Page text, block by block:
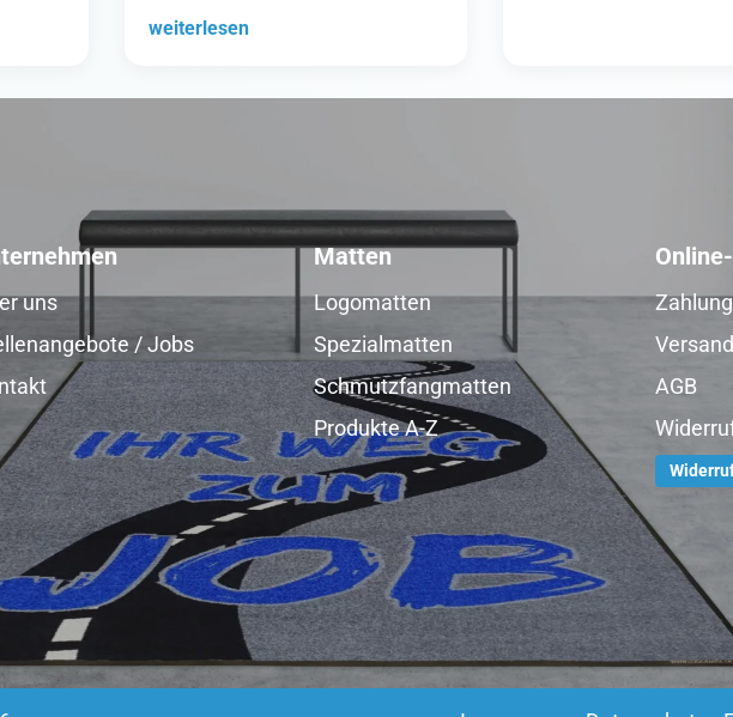
weiterlesen
uns
/ Jobs
Matten
Logomatten
Spezialmatten
Schmutzfangmatten
Produkte A-Z
AGB